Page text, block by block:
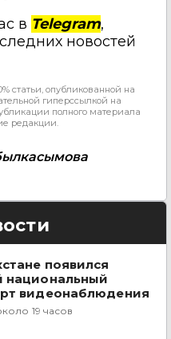
в Telegram,
новостей
статьи, опубликованной на
гиперссылкой на
полного материала
редакции.
появился
национальный
видеонаблюдения
19 часов